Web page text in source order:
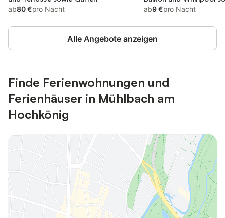
ab80 €pro Nacht
und Garten
ab9 €pro Nacht
Alle Angebote anzeigen
Finde Ferienwohnungen und
Ferienhäuser in Mühlbach am
Hochkönig